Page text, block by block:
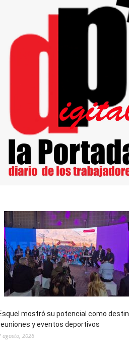
mostró su potencial como
y eventos deportivos
agosto, 2026